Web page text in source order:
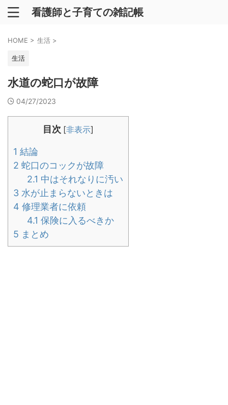
看護師と子育ての雑記帳
HOME > 生活 >
生活
水道の蛇口が故障
04/27/2023
目次 [非表示]
1 結論
2 蛇口のコックが故障
2.1 中はそれなりに汚い
3 水が止まらないときは
4 修理業者に依頼
4.1 保険に入るべきか
5 まとめ